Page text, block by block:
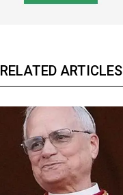
RELATED ARTICLES